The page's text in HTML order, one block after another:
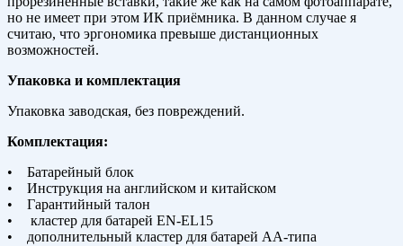
но не имеет при этом ИК приёмника. В данном случае я
считаю, что эргономика превыше дистанционных
возможностей.
Упаковка и комплектация
Упаковка заводская, без повреждений.
Комплектация:
• Батарейный блок
• Инструкция на английском и китайском
• Гарантийный талон
• кластер для батарей EN-EL15
• дополнительный кластер для батарей АА-типа